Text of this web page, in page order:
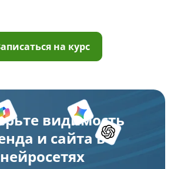
на курс
видимость
и сайта в
нейросетях